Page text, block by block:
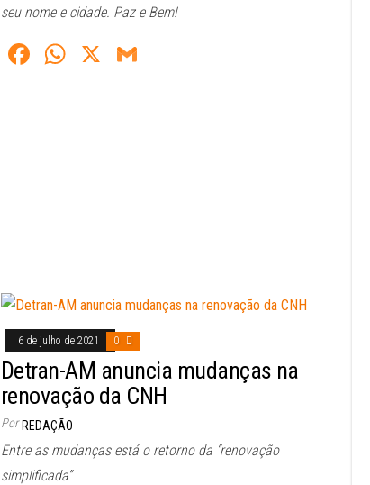
seu nome e cidade. Paz e Bem!
Fa
W
X
6 de julho de 2021 0
Detran-AM anuncia mudanças na
renovação da CNH
Por REDAÇÃO
Entre as mudanças está o retorno da “renovação
simplificada”